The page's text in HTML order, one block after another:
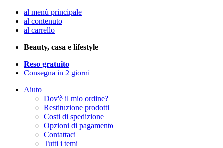
al menù principale
al contenuto
al carrello
Beauty, casa e lifestyle
Reso gratuito
Consegna in 2 giorni
Aiuto
Dov'è il mio ordine?
Restituzione prodotti
Costi di spedizione
Opzioni di pagamento
Contattaci
Tutti i temi